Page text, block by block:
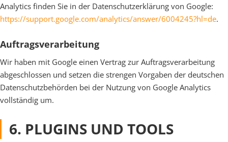
Analytics finden Sie in der Datenschutzerklärung von Google:
https://support.google.com/analytics/answer/6004245?hl=de.
Auftragsverarbeitung
Wir haben mit Google einen Vertrag zur Auftragsverarbeitung
abgeschlossen und setzen die strengen Vorgaben der deutschen
Datenschutzbehörden bei der Nutzung von Google Analytics
vollständig um.
6. PLUGINS UND TOOLS